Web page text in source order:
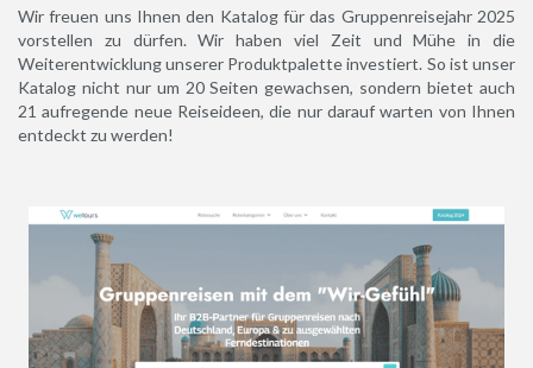
Wir freuen uns Ihnen den Katalog für das Gruppenreisejahr 2025
vorstellen zu dürfen. Wir haben viel Zeit und Mühe in die
Weiterentwicklung unserer Produktpalette investiert. So ist unser
Katalog nicht nur um 20 Seiten gewachsen, sondern bietet auch
21 aufregende neue Reiseideen, die nur darauf warten von Ihnen
entdeckt zu werden!